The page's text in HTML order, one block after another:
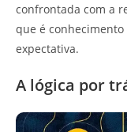
confrontada com a
que é conhecimento
expectativa.
A lógica por